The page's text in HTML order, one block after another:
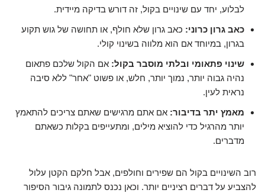
לבלוע, יחד עם שינויים בקול, זה דורש בדיקה מיידית.
כאב גרון כרוני: כאב גרון שלא חולף, או תחושה של גוש תקוע
בגרון, במיוחד אם הוא מלווה בשינוי קולי.
שינוי פתאומי ובלתי מוסבר בקול: אם הקול שלכם פתאום
נהיה גבוה יותר, נמוך יותר, חלש, או פשוט "אחר" ללא סיבה
נראית לעין.
מאמץ יתר בדיבור: אם אתם מרגישים שאתם צריכים להתאמץ
יותר מהרגיל כדי להוציא מילים, ומתעייפים בקלות כשאתם
מדברים.
רוב השינויים בקול הם שפירים וחולפים, אבל חלקם הקטן עלול
להצביע על דברים רציניים יותר. וכאן נכנס לתמונה גיבור הסיפור